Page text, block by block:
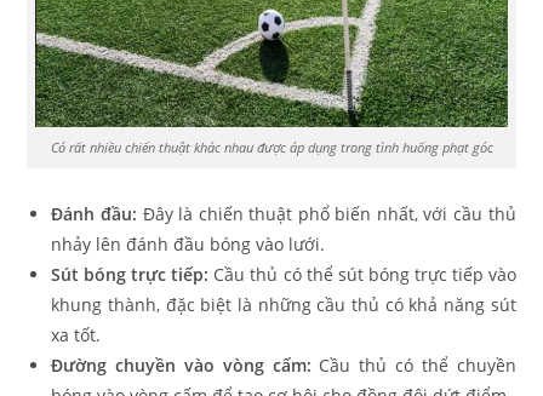
Có rất nhiều chiến thuật khác nhau được áp dụng trong tình huống phạt góc
Đánh đầu: Đây là chiến thuật phổ biến nhất, với cầu thủ
nhảy lên đánh đầu bóng vào lưới.
Sút bóng trực tiếp: Cầu thủ có thể sút bóng trực tiếp vào
khung thành, đặc biệt là những cầu thủ có khả năng sút
xa tốt.
Đường chuyền vào vòng cấm: Cầu thủ có thể chuyền